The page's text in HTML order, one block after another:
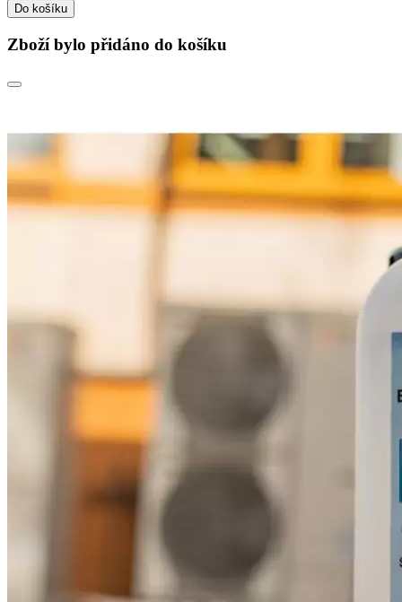
Do košíku
Zboží bylo přidáno do košíku